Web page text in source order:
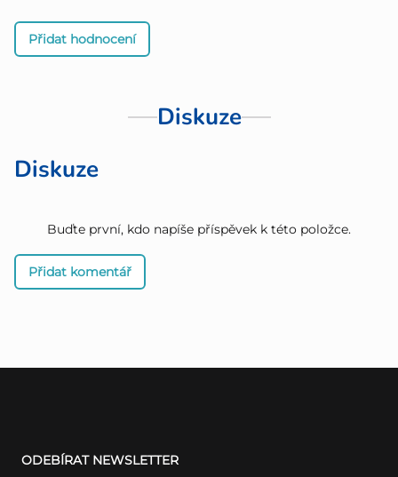
Přidat hodnocení
Diskuze
Diskuze
Buďte první, kdo napíše příspěvek k této položce.
Přidat komentář
ODEBÍRAT NEWSLETTER